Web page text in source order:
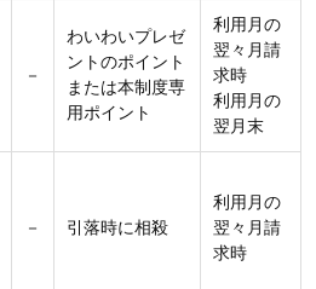
－
わいわいプレゼ
ントのポイント
または本制度専
用ポイント
利用月の
翌々月請
求時
利用月の
翌月末
－ 引落時に相殺
利用月の
翌々月請
求時